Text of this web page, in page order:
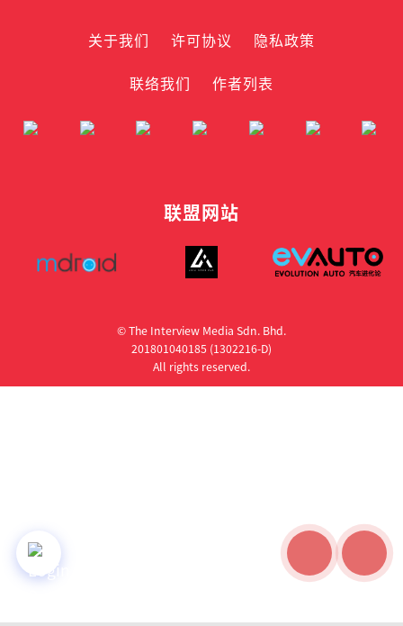
关于我们 许可协议
隐私政策
联络我们
作者列表
联盟网站
© The Interview Media Sdn. Bhd.
201801040185 (1302216­-D)
All rights reserved.